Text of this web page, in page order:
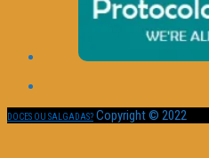
DOCES OU SALGADAS? Copyright © 2022